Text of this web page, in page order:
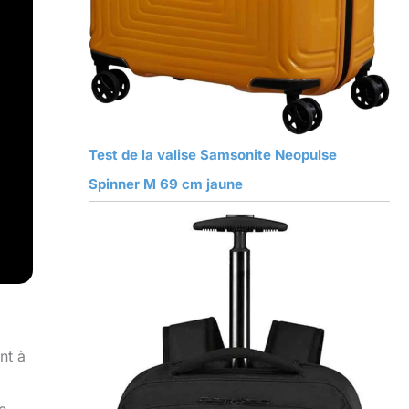
à
Test de la valise Samsonite Neopulse
Spinner M 69 cm jaune